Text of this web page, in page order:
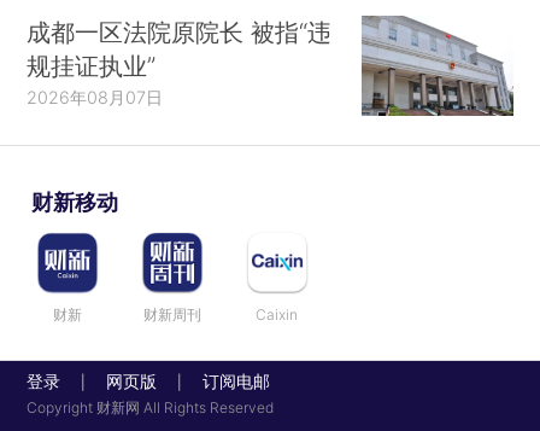
成都一区法院原院长 被指“违
规挂证执业”
2026年08月07日
财新移动
财新 财新周刊 Caixin
登录 网页版 订阅电邮
Copyright 财新网 All Rights Reserved